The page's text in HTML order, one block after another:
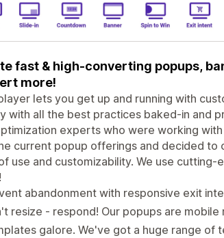
fast & high-converting popups,
more!
lets you get up and running with
with all the best practices baked-in and
experts who were working
current popup offerings and decided
use and customizability. We use
abandonment with responsive exit
resize - respond! Our popups are
galore. We've got a huge range of